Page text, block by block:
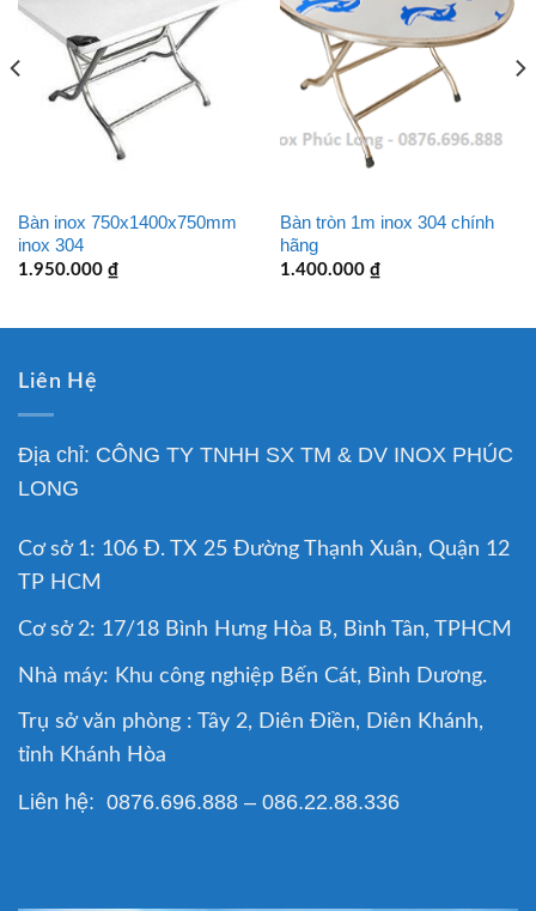
Bàn inox 750x1400x750mm
inox 304
1.950.000 ₫
Bàn tròn 1m inox 304 chính
hãng
1.400.000 ₫
Liên Hệ
Địa chỉ: CÔNG TY TNHH SX TM & DV INOX PHÚC
LONG
Cơ sở 1: 106 Đ. TX 25 Đường Thạnh Xuân, Quận 12
TP HCM
Cơ sở 2: 17/18 Bình Hưng Hòa B, Bình Tân, TPHCM
Nhà máy: Khu công nghiệp Bến Cát, Bình Dương.
Trụ sở văn phòng : Tây 2, Diên Điền, Diên Khánh,
tỉnh Khánh Hòa
Liên hệ: 0876.696.888 – 086.22.88.336